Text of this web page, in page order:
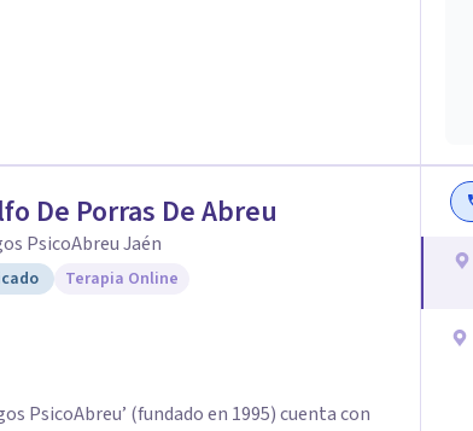
De Porras De Abreu
PsicoAbreu Jaén
Terapia Online
PsicoAbreu’ (fundado en 1995) cuenta con